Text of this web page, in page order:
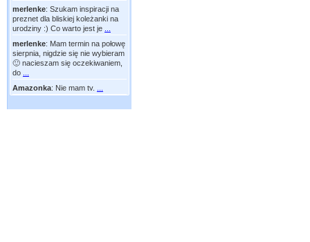
merlenke: Szukam inspiracji na
preznet dla bliskiej koleżanki na
urodziny :) Co warto jest je
merlenke: Mam termin na połowę
sierpnia, nigdzie się nie wybieram
🙂 nacieszam się oczekiwaniem,
do
Amazonka: Nie mam tv.